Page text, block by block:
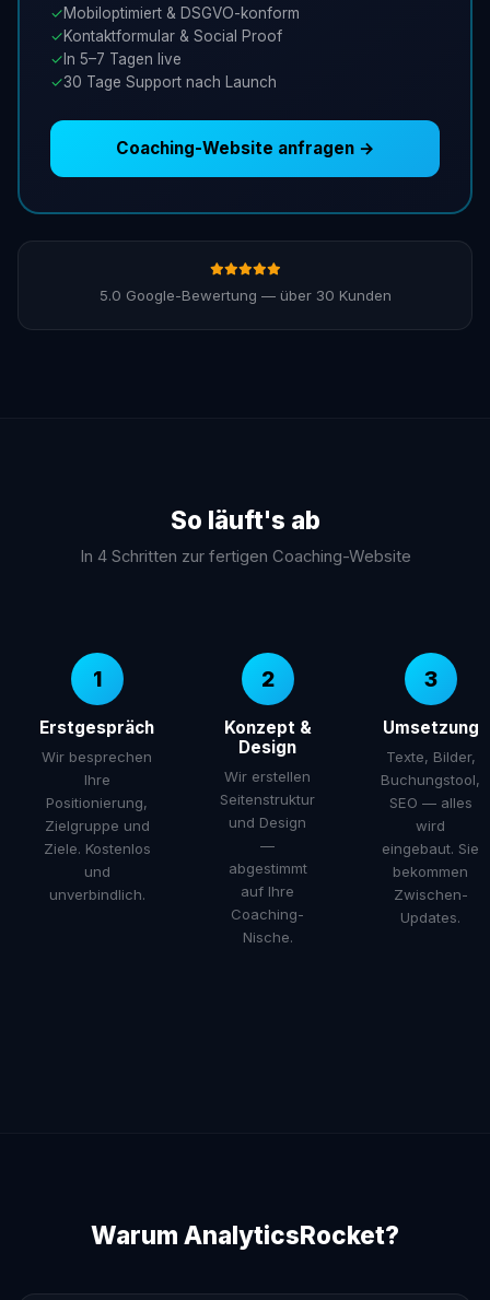
✓Mobiloptimiert & DSGVO-konform
✓Kontaktformular & Social Proof
✓ In 5–7 Tagen live
✓30 Tage Support nach Launch
Coaching-Website anfragen →
5.0 Google-Bewertung — über 30 Kunden
So läuft's ab
In 4 Schritten zur fertigen Coaching-Website
1
Erstgespräch
Wir besprechen
Ihre
Positionierung,
Zielgruppe und
Ziele. Kostenlos
und
unverbindlich.
2
Konzept &
Design
Wir erstellen
Seitenstruktur
und Design
—
abgestimmt
auf Ihre
Coaching-
Nische.
3
Umsetzung
Texte, Bilder,
Buchungstool,
SEO — alles
wird
eingebaut. Sie
bekommen
Zwischen-
Updates.
Warum AnalyticsRocket?